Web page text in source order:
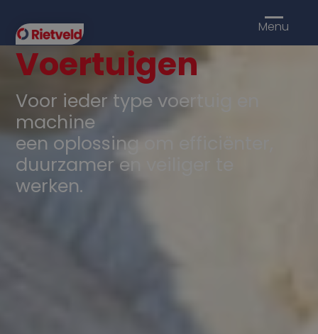
Menu
Voertuigen
Voor ieder type voertuig en
machine
een oplossing om efficiënter,
duurzamer en veiliger te
werken.